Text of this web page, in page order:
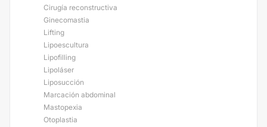
Cirugía reconstructiva
Ginecomastia
Lifting
Lipoescultura
Lipofilling
Lipoláser
Liposucción
Marcación abdominal
Mastopexia
Otoplastia